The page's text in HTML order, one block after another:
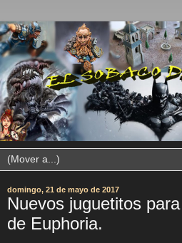
domingo, 21 de mayo de 2017
Nuevos juguetitos
de Euphoria.